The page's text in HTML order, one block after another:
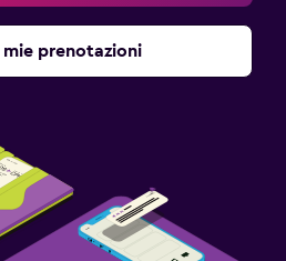
mie prenotazioni